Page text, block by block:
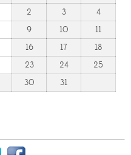
2 3
4
9 10
11
16 17
18
23 24
25
30 31